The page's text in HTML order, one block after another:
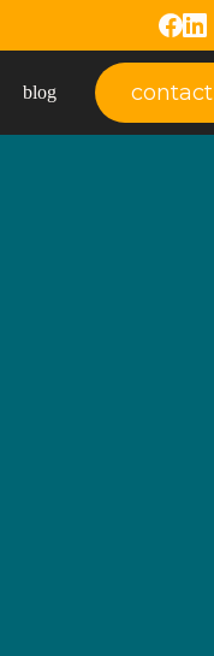
blog contact